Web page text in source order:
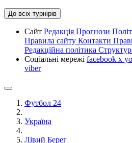
До всіх турнірів
Сайт Редакція Прогнози
Правила сайту Контакти
Редакційна політика
Соціальні мережі facebook x
viber
Футбол 24
Україна
Лівий Берег